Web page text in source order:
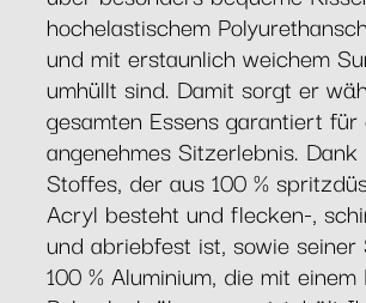
hochelastischem
und mit erstaunlich weichem
umhüllt sind. Damit sorgt er
gesamten Essens garantiert für
angenehmes Sitzerlebnis.
Stoffes, der aus 100 %
Acryl besteht und flecken-,
und abriebfest ist, sowie
100 % Aluminium, die mit